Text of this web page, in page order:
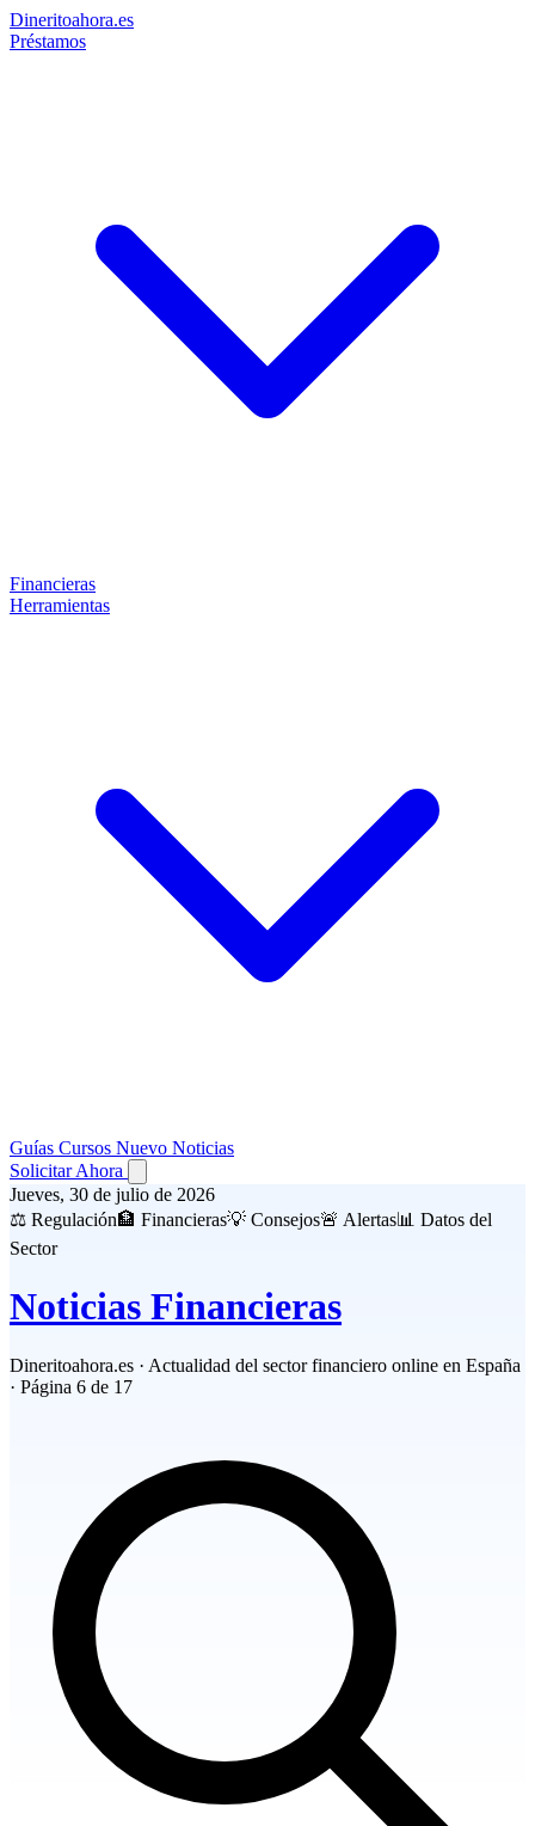
Dineritoahora.es
Préstamos
Financieras
Herramientas
Guías Cursos Nuevo Noticias
Solicitar Ahora
Jueves, 30 de julio de 2026
⚖️ Regulación🏦 Financieras💡 Consejos🚨 Alertas📊 Datos del
Sector
Noticias Financieras
Dineritoahora.es · Actualidad del sector financiero online en España
· Página 6 de 17